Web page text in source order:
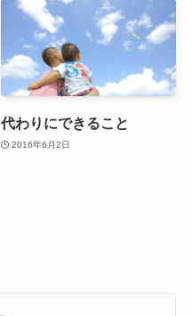
代わりにできること
2016年6月2日